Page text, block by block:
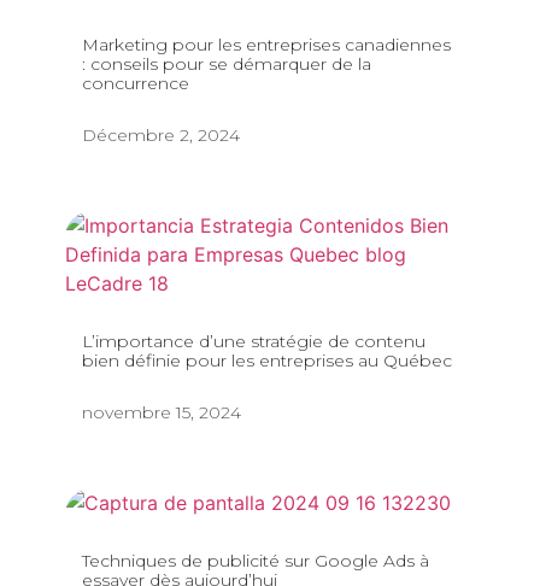
Marketing pour les entreprises canadiennes
: conseils pour se démarquer de la
concurrence
Décembre 2, 2024
L’importance d’une stratégie de contenu
bien définie pour les entreprises au Québec
novembre 15, 2024
Techniques de publicité sur Google Ads à
essayer dès aujourd’hui